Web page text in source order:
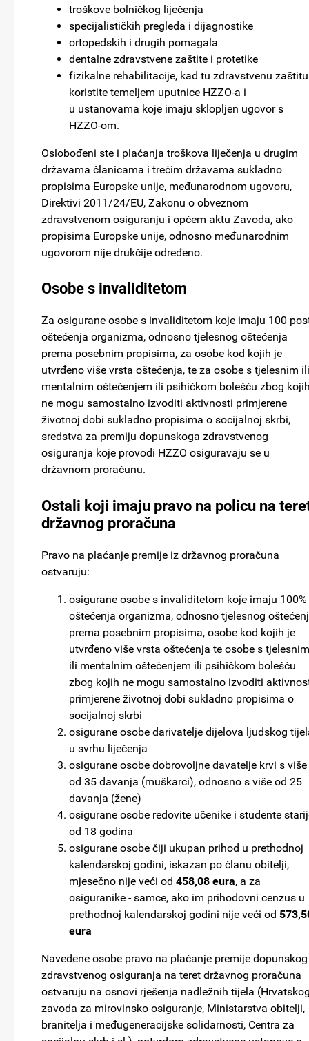
troškove bolničkog liječenja
specijalističkih pregleda i dijagnostike
ortopedskih i drugih pomagala
dentalne zdravstvene zaštite i protetike
fizikalne rehabilitacije, kad tu zdravstvenu zaštitu
koristite temeljem uputnice HZZO-a i
u ustanovama koje imaju sklopljen ugovor s
HZZO-om.
Oslobođeni ste i plaćanja troškova liječenja u drugim
državama članicama i trećim državama sukladno
propisima Europske unije, međunarodnom ugovoru,
Direktivi 2011/24/EU, Zakonu o obveznom
zdravstvenom osiguranju i općem aktu Zavoda, ako
propisima Europske unije, odnosno međunarodnim
ugovorom nije drukčije određeno.
Osobe s invaliditetom
Za osigurane osobe s invaliditetom koje imaju 100
oštećenja organizma, odnosno tjelesnog oštećenja
prema posebnim propisima, za osobe kod kojih je
utvrđeno više vrsta oštećenja, te za osobe s tjelesnim ili
mentalnim oštećenjem ili psihičkom bolešću zbog
ne mogu samostalno izvoditi aktivnosti primjerene
životnoj dobi sukladno propisima o socijalnoj skrbi,
sredstva za premiju dopunskoga zdravstvenog
osiguranja koje provodi HZZO osiguravaju se u
državnom proračunu.
Ostali koji imaju pravo na policu na
državnog proračuna
Pravo na plaćanje premije iz državnog proračuna
ostvaruju:
osigurane osobe s invaliditetom koje imaju 100%
oštećenja organizma, odnosno tjelesnog
prema posebnim propisima, osobe kod kojih je
utvrđeno više vrsta oštećenja te osobe s tjelesnim
ili mentalnim oštećenjem ili psihičkom bolešću
zbog kojih ne mogu samostalno izvoditi
primjerene životnoj dobi sukladno propisima o
socijalnoj skrbi
osigurane osobe darivatelje dijelova ljudskog
u svrhu liječenja
osigurane osobe dobrovoljne davatelje krvi s više
od 35 davanja (muškarci), odnosno s više od 25
davanja (žene)
osigurane osobe redovite učenike i studente
od 18 godina
osigurane osobe čiji ukupan prihod u prethodnoj
kalendarskoj godini, iskazan po članu obitelji,
mjesečno nije veći od 458,08 eura, a za
osiguranike - samce, ako im prihodovni cenzus u
prethodnoj kalendarskoj godini nije veći od
eura
Navedene osobe pravo na plaćanje premije dopunskog
zdravstvenog osiguranja na teret državnog proračuna
ostvaruju na osnovi rješenja nadležnih tijela
zavoda za mirovinsko osiguranje, Ministarstva obitelji,
branitelja i međugeneracijske solidarnosti, Centra za